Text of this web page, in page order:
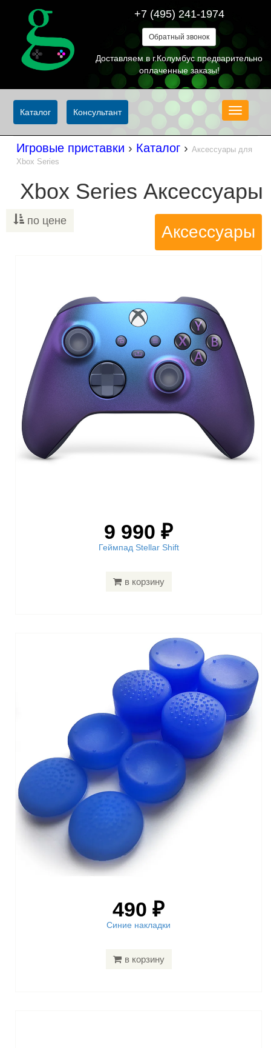
+7 (495) 241-1974
Обратный звонок
Доставляем в г.Колумбус предварительно
оплаченные заказы!
Меню
Каталог Консультант
Игровые приставки › Каталог ›Аксессуары для
Xbox Series
Xbox Series Аксессуары
по цене
Аксессуары
9 990 ₽
Геймпад Stellar Shift
в корзину
490 ₽
Синие накладки
в корзину